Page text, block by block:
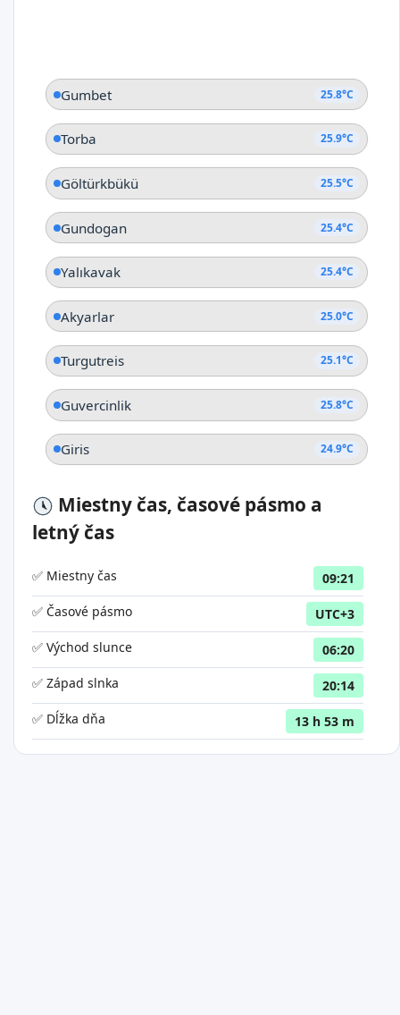
Gumbet 25.8°C
Torba 25.9°C
Göltürkbükü 25.5°C
Gundogan 25.4°C
Yalıkavak 25.4°C
Akyarlar 25.0°C
Turgutreis 25.1°C
Guvercinlik 25.8°C
Giris 24.9°C
Miestny čas, časové pásmo a
letný čas
✅ Miestny čas
09:21
✅ Časové pásmo
UTC+3
✅ Východ slunce
06:20
✅ Západ slnka
20:14
✅ Dĺžka dňa
13 h 53 m